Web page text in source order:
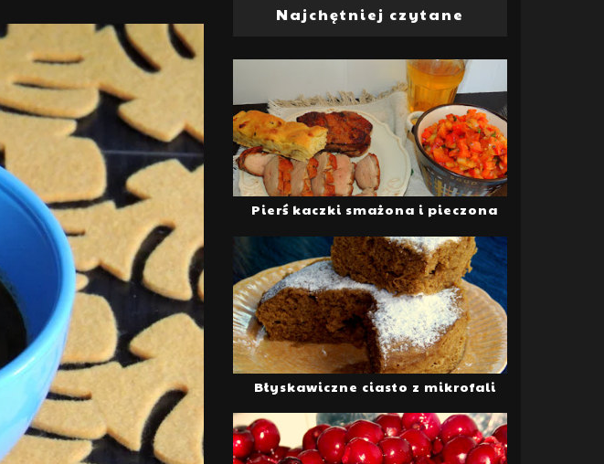
Najchętniej czytane
Pierś kaczki smażona i pieczona
Błyskawiczne ciasto z mikrofali